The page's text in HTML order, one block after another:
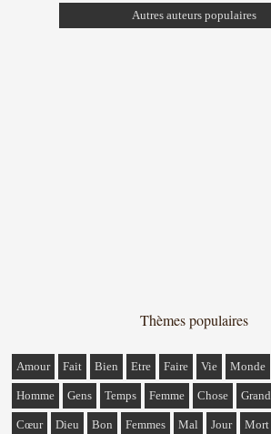
Autres auteurs populaires
Thèmes populaires
Amour Fait Bien Etre Faire Vie Monde
Homme Gens Temps Femme Chose Grand
Cœur Dieu Bon Femmes Mal Jour Mort